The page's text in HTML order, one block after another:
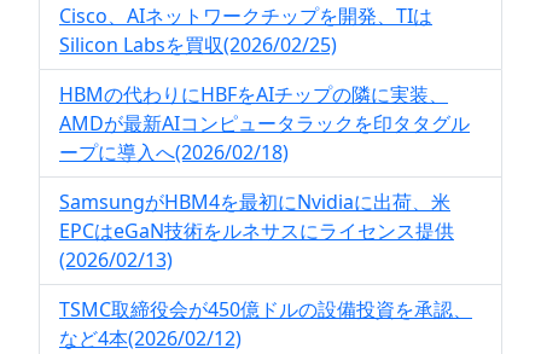
Cisco、AIネットワークチップを開発、TIは
Silicon Labsを買収(2026/02/25)
HBMの代わりにHBFをAIチップの隣に実装、
AMDが最新AIコンピュータラックを印タタグル
ープに導入へ(2026/02/18)
SamsungがHBM4を最初にNvidiaに出荷、米
EPCはeGaN技術をルネサスにライセンス提供
(2026/02/13)
TSMC取締役会が450億ドルの設備投資を承認、
など4本(2026/02/12)